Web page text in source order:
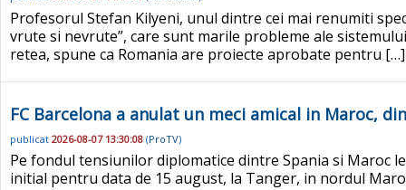
Profesorul Stefan Kilyeni, unul dintre cei mai renumiti
vrute si nevrute”, care sunt marile probleme ale
retea, spune ca Romania are proiecte aprobate pentru
FC Barcelona a anulat un meci amical in Maroc,
publicat 2026-08-07 13:30:08 (ProTV)
Pe fondul tensiunilor diplomatice dintre Spania si Maroc
initial pentru data de 15 august, la Tanger, in nordul